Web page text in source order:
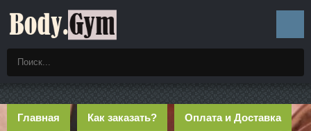
Главная Как заказать? Оплата и Доставка